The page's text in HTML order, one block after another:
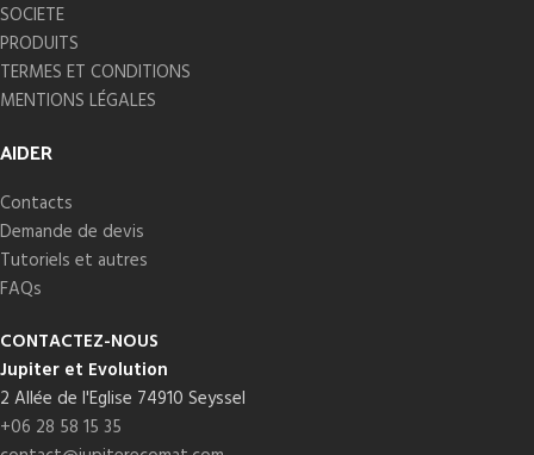
SOCIETE
PRODUITS
TERMES ET CONDITIONS
MENTIONS LÉGALES
AIDER
Contacts
Demande de devis
Tutoriels et autres
FAQs
CONTACTEZ-NOUS
Jupiter et Evolution
2 Allée de l'Eglise 74910 Seyssel
+06 28 58 15 35